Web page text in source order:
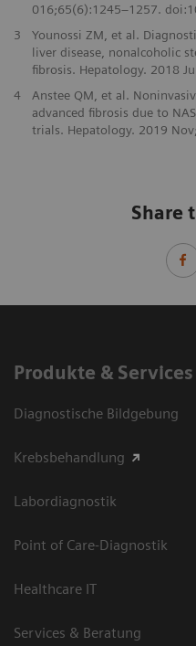
016;65(6):1245–1257.
3
Younossi ZM, et al.
liver disease, nonalcoholic
fibrosis. Hepatology. 2018
4
Anstee QM, et al.
advanced fibrosis due to
trials. Hepatology. 2019
Share
Produkte & Services
Diagnostische Bildgebung
Krebsbehandlung
Labordiagnostik
Point of Care-Diagnostik
Healthcare IT
Services & Beratung